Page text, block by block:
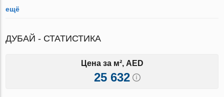
ещё
ДУБАЙ - СТАТИСТИКА
Цена за м², AED
25 632